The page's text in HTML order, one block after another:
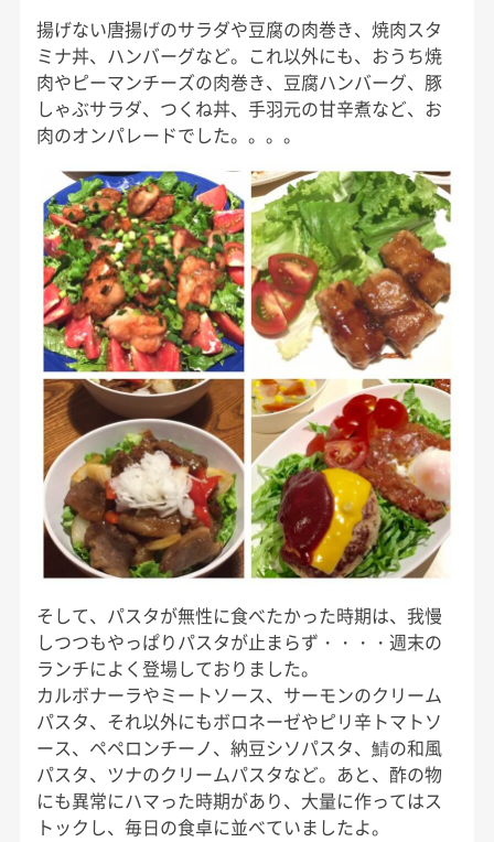
揚げない唐揚げのサラダや豆腐の肉巻き、焼肉スタ
ミナ丼、ハンバーグなど。これ以外にも、おうち焼
肉やピーマンチーズの肉巻き、豆腐ハンバーグ、豚
しゃぶサラダ、つくね丼、手羽元の甘辛煮など、お
肉のオンパレードでした。。。。
そして、パスタが無性に食べたかった時期は、我慢
しつつもやっぱりパスタが止まらず・・・・週末の
ランチによく登場しておりました。
カルボナーラやミートソース、サーモンのクリーム
パスタ、それ以外にもボロネーゼやピリ辛トマトソ
ース、ペペロンチーノ、納豆シソパスタ、鯖の和風
パスタ、ツナのクリームパスタなど。あと、酢の物
にも異常にハマった時期があり、大量に作ってはス
トックし、毎日の食卓に並べていましたよ。